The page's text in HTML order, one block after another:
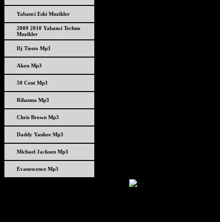
Yabanci Eski Muzikler
2009 2010 Yabanci Techno
Muzikler
Dj Tiesto Mp3
Akon Mp3
50 Cent Mp3
Rihanna Mp3
Chris Brown Mp3
Daddy Yankee Mp3
Michael Jackson Mp3
Evanescence Mp3